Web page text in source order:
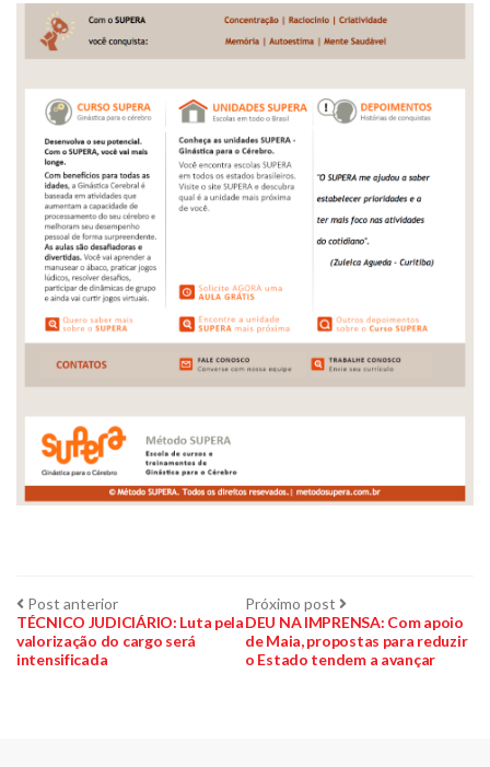
Navegação
de
Post anteriorPost
anterior:
TÉCNICO JUDICIÁRIO: Luta pela
valorização do cargo será
intensificada
Próximo post Próximo
post:
DEU NA IMPRENSA: Com apoio
de Maia, propostas para reduzir
o Estado tendem a avançar